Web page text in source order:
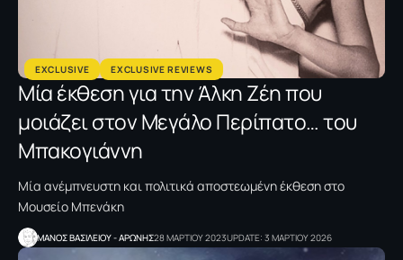
EXCLUSIVE EXCLUSIVE REVIEWS
Μία έκθεση για την Άλκη Ζέη που
μοιάζει στον Μεγάλο Περίπατο… του
Μπακογιάννη
Μία ανέμπνευστη και πολιτικά αποστεωμένη έκθεση στο
Μουσείο Μπενάκη
ΜΑΝΟΣ ΒΑΣΙΛΕΙΟΥ - ΑΡΩΝΗΣ28 ΜΑΡΤΙΟΥ 2023UPDATE: 3 ΜΑΡΤΙΟΥ 2026